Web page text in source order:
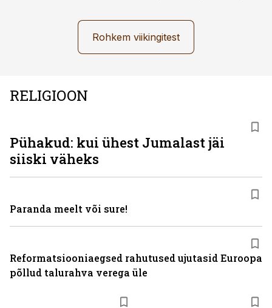
Rohkem viikingitest
RELIGIOON
Pühakud: kui ühest Jumalast jäi
siiski väheks
Paranda meelt või sure!
Reformatsiooniaegsed rahutused ujutasid Euroopa
põllud talurahva verega üle